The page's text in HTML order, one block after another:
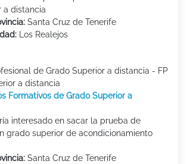
a distancia
Santa Cruz de Tenerife
Los Realejos
de Grado Superior a distancia - FP
a distancia
Formativos de Grado Superior a
interesado en sacar la prueba de
grado superior de acondicionamiento
Santa Cruz de Tenerife